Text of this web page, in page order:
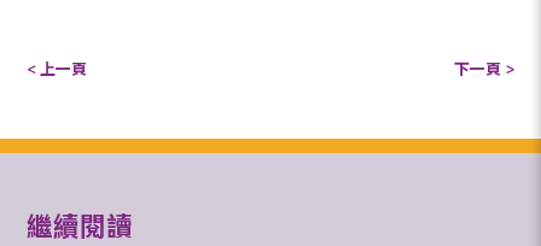
< 上一頁 下一頁 >
繼續閱讀